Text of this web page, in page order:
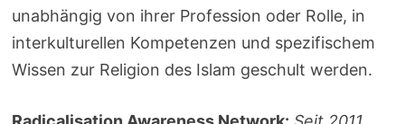
unabhängig von ihrer Profession oder Rolle, in
interkulturellen Kompetenzen und spezifischem
Wissen zur Religion des Islam geschult werden.